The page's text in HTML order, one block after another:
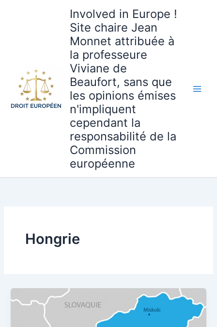
Involved in Europe !
Site chaire Jean
Monnet attribuée à
la professeure
Viviane de
Beaufort, sans que
les opinions émises
n'impliquent
cependant la
responsabilité de la
Commission
européenne
Hongrie